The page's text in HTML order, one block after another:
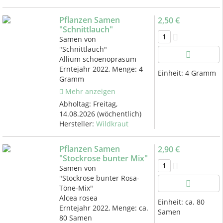
Pflanzen Samen
"Schnittlauch"
Samen von
"Schnittlauch"
Allium schoenoprasum
Erntejahr 2022, Menge: 4
Gramm
Mehr anzeigen
Abholtag: Freitag,
14.08.2026(wöchentlich)
Hersteller: Wildkraut
2,50 €
Einheit: 4 Gramm
Pflanzen Samen
"Stockrose bunter Mix"
Samen von
"Stockrose bunter Rosa-
Töne-Mix"
Alcea rosea
Erntejahr 2022, Menge: ca.
80 Samen
2,90 €
Einheit: ca. 80
Samen